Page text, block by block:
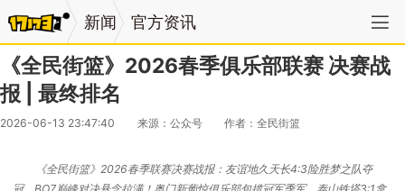
新闻 官方资讯
《全民街篮》2026春季俱乐部联赛 决赛战
报 | 最终排名
2026-06-13 23:47:40 来源：公众号 作者：全民街篮
《全民街篮》2026春季联赛决赛战报：友谊地久天长4:3险胜梦之队夺